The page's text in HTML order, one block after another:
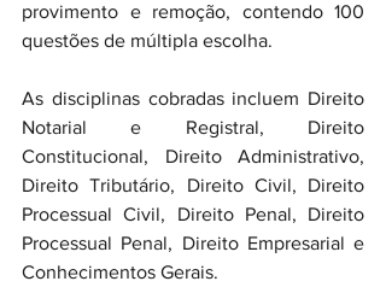
provimento e remoção, contendo 100
questões de múltipla escolha.
As disciplinas cobradas incluem Direito
Notarial e Registral, Direito
Constitucional, Direito Administrativo,
Direito Tributário, Direito Civil, Direito
Processual Civil, Direito Penal, Direito
Processual Penal, Direito Empresarial e
Conhecimentos Gerais.